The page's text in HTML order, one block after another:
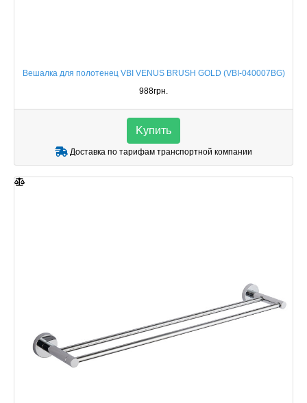
Вешалка для полотенец VBI VENUS BRUSH GOLD (VBI-040007BG)
988грн.
Kупить
Доставка по тарифам транспортной компании